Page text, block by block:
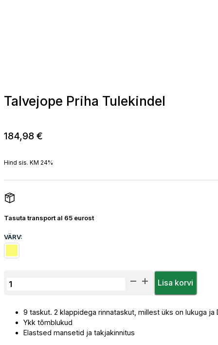
Talvejope Priha Tulekindel
184,98 €
Hind sis. KM 24%
Tasuta transport al 65 eurost
VÄRV:
Talvejope
kogus
Lisa korvi
9 taskut. 2 klappidega rinnataskut, millest üks on lukuga
Ykk tõmblukud
Elastsed mansetid ja takjakinnitus